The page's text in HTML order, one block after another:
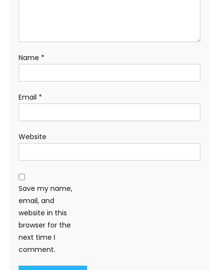
Name *
Email *
Website
Save my name,
email, and
website in this
browser for the
next time I
comment.